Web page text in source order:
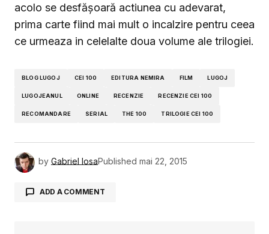
acolo se desfăşoară actiunea cu adevarat,
prima carte fiind mai mult o incalzire pentru ceea
ce urmeaza in celelalte doua volume ale trilogiei.
BLOG LUGOJ CEI 100 EDITURA NEMIRA FILM LUGOJ
LUGOJEANUL ONLINE RECENZIE RECENZIE CEI 100
RECOMANDARE SERIAL THE 100 TRILOGIE CEI 100
by Gabriel IosaPublished mai 22, 2015
ADD A COMMENT